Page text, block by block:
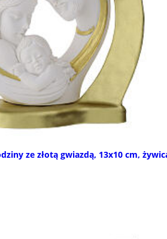
ze złotą gwiazdą, 13x10 cm,